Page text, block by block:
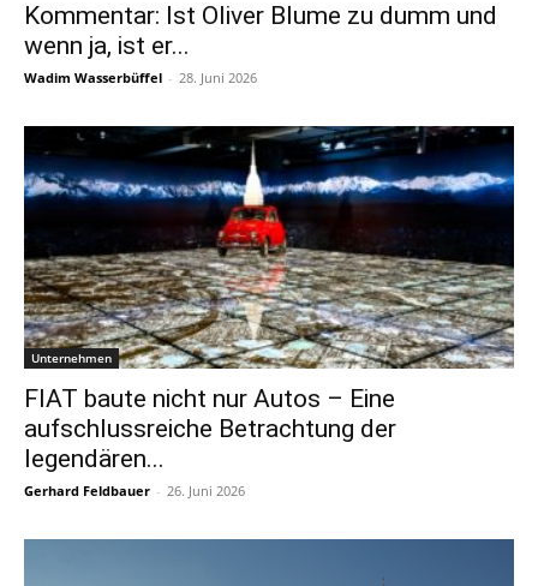
Kommentar: Ist Oliver Blume zu dumm und
wenn ja, ist er...
Wadim Wasserbüffel - 28. Juni 2026
Unternehmen
FIAT baute nicht nur Autos – Eine
aufschlussreiche Betrachtung der
legendären...
Gerhard Feldbauer - 26. Juni 2026